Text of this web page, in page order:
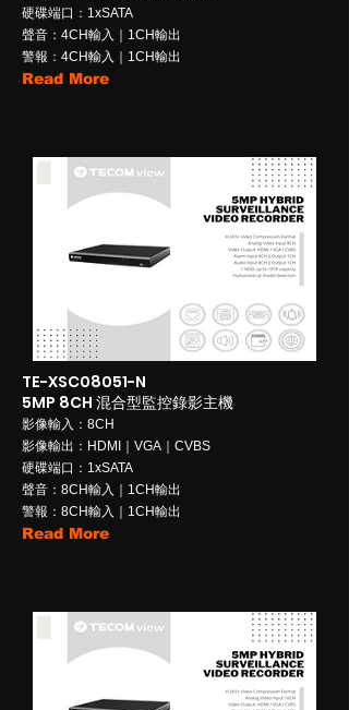
硬碟端口：1xSATA
聲音：4CH輸入｜1CH輸出
警報：4CH輸入｜1CH輸出
Read More
TE-XSC08051-N
5MP 8CH 混合型監控錄影主機
影像輸入：8CH
影像輸出：HDMI｜VGA｜CVBS
硬碟端口：1xSATA
聲音：8CH輸入｜1CH輸出
警報：8CH輸入｜1CH輸出
Read More